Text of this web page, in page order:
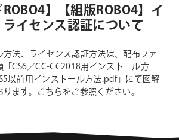
ROBO4】【組版ROBO4】イ
イセンス認証について
法、ライセンス認証方法は、配布ファ
CS6／CC-CC2018用インストール方
以前用インストール方法.pdf」にて図解
ます。こちらをご参照ください。